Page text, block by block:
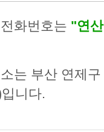
전화번호는 "연
는 부산 연제
니다.